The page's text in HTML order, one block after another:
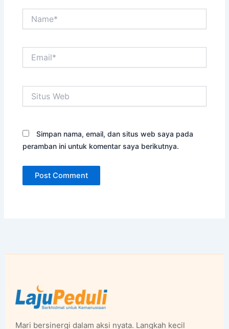
Web
Simpan nama, email, dan situs web saya pada
peramban ini untuk komentar saya berikutnya.
Mari bersinergi dalam aksi nyata. Langkah kecil